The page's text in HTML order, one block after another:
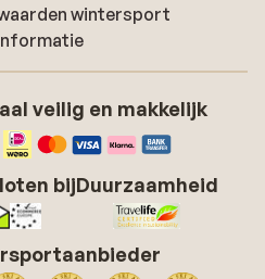
wintersport
veilig en makkelijk
bijDuurzaamheid